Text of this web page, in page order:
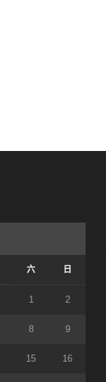
六 日
1 2
8 9
15 16